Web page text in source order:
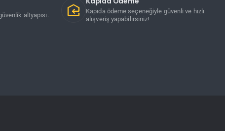
altyapısı.
Kapıda ödeme seçeneğiyle güvenli ve hızlı
alışveriş yapabilirsiniz!